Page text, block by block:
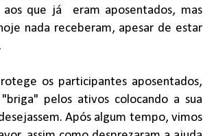
aos que já
eram aposentados, mas
nada receberam, apesar de estar
os participantes aposentados,
pelos ativos colocando a sua
Após algum tempo, vimos